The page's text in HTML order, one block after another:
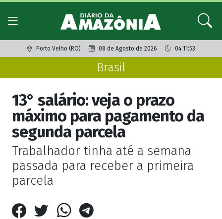
Porto Velho (RO) 08 de Agosto de 2026 04:11:53
Brasil
13° salário: veja o prazo
máximo para pagamento da
segunda parcela
Trabalhador tinha até a semana
passada para receber a primeira
parcela